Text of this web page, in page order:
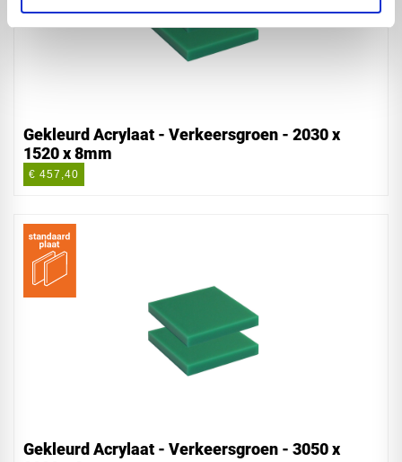
Gekleurd Acrylaat - Verkeersgroen - 2030 x
1520 x 8mm
€ 457,40
Gekleurd Acrylaat - Verkeersgroen - 3050 x